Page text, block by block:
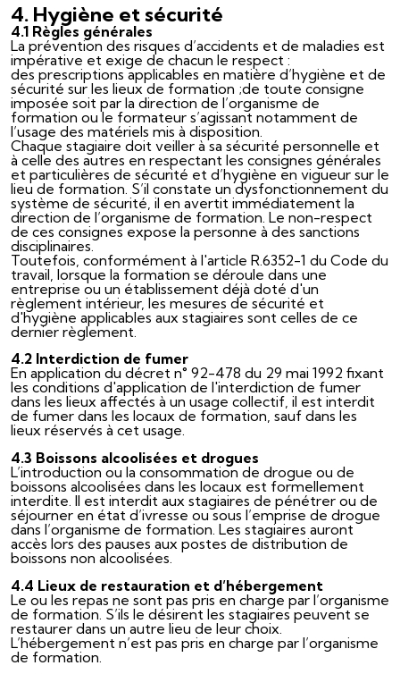
4. Hygiène et sécurité
4.1 Règles générales
La prévention des risques d’accidents et de maladies est
impérative et exige de chacun le respect :
des prescriptions applicables en matière d’hygiène et de
sécurité sur les lieux de formation ;de toute consigne
imposée soit par la direction de l’organisme de
formation ou le formateur s’agissant notamment de
l’usage des matériels mis à disposition.
Chaque stagiaire doit veiller à sa sécurité personnelle et
à celle des autres en respectant les consignes générales
et particulières de sécurité et d’hygiène en vigueur sur le
lieu de formation. S’il constate un dysfonctionnement du
système de sécurité, il en avertit immédiatement la
direction de l’organisme de formation. Le non-respect
de ces consignes expose la personne à des sanctions
disciplinaires.
Toutefois, conformément à l'article R.6352-1 du Code du
travail, lorsque la formation se déroule dans une
entreprise ou un établissement déjà doté d'un
règlement intérieur, les mesures de sécurité et
d'hygiène applicables aux stagiaires sont celles de ce
dernier règlement.
4.2 Interdiction de fumer
En application du décret n° 92-478 du 29 mai 1992 fixant
les conditions d'application de l'interdiction de fumer
dans les lieux affectés à un usage collectif, il est interdit
de fumer dans les locaux de formation, sauf dans les
lieux réservés à cet usage.
4.3 Boissons alcoolisées et drogues
L’introduction ou la consommation de drogue ou de
boissons alcoolisées dans les locaux est formellement
interdite. Il est interdit aux stagiaires de pénétrer ou de
séjourner en état d’ivresse ou sous l’emprise de drogue
dans l’organisme de formation. Les stagiaires auront
accès lors des pauses aux postes de distribution de
boissons non alcoolisées.
4.4 Lieux de restauration et d’hébergement
Le ou les repas ne sont pas pris en charge par l’organisme
de formation. S’ils le désirent les stagiaires peuvent se
restaurer dans un autre lieu de leur choix.
L’hébergement n’est pas pris en charge par l’organisme
de formation.